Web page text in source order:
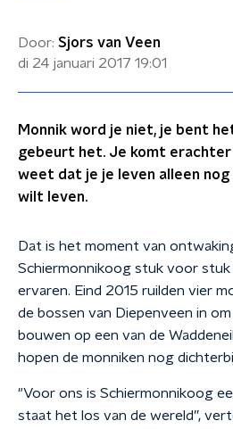
Door: Sjors van Veen
di 24 januari 2017 19:01
Monnik word je niet, je bent
gebeurt het. Je komt
weet dat je je leven alleen nog
wilt leven.
Dat is het moment van
Schiermonnikoog stuk voor stuk
ervaren. Eind 2015 ruilden vier
de bossen van Diepenveen in
bouwen op een van de
hopen de monniken nog
"Voor ons is Schiermonnikoog
staat het los van de wereld”,